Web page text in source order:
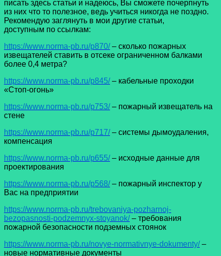
писать здесь статьи и надеюсь, Вы сможете почерпнуть
из них что то полезное, ведь учиться никогда не поздно.
Рекомендую заглянуть в мои другие статьи,
доступным по ссылкам:
https://www.norma-pb.ru/p870/– сколько пожарных
извещателей ставить в отсеке ограниченном балками
более 0,4 метра?
https://www.norma-pb.ru/p845/– кабельные проходки
«Стоп-огонь»
https://www.norma-pb.ru/p753/– пожарный извещатель на
стене
https://www.norma-pb.ru/p717/– системы дымоудаления,
компенсация
https://www.norma-pb.ru/p655/– исходные данные для
проектирования
https://www.norma-pb.ru/p568/– пожарный инспектор у
Вас на предприятии
https://www.norma-pb.ru/trebovaniya-pozharnoj-
bezopasnosti-podzemnyx-stoyanok/– требования
пожарной безопасности подземных стоянок
https://www.norma-pb.ru/novye-normativnye-dokumenty/–
новые нормативные документы